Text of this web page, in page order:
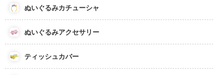
ぬいぐるみカチューシャ
ぬいぐるみアクセサリー
ティッシュカバー